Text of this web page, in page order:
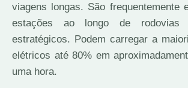
viagens longas. São frequentemente
estações ao longo de
estratégicos. Podem carregar a
elétricos até 80% em
uma hora.